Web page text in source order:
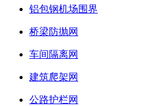
铝包钢机场围界
桥梁防抛网
车间隔离网
建筑爬架网
公路护栏网